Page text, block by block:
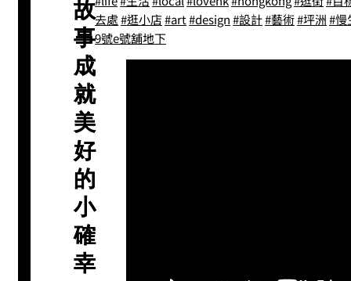
故
事
成
就
美
好
的
小
確
幸
去處#逛小店#art#design#設計#藝術#坪洲#慢
9號e號舖地下